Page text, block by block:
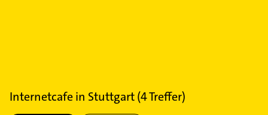
Internetcafein Stuttgart(4Treffer)